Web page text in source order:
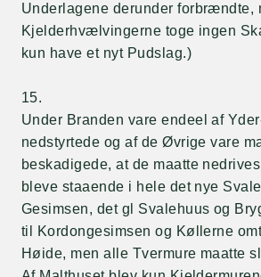
Underlagene derunder forbrændte,
Kjelderhvælvingerne toge ingen
kun have et nyt Pudslag.)
15.
Under Branden vare endeel af
nedstyrtede og af de Øvrige vare
beskadigede, at de maatte
bleve staaende i hele det nye
Gesimsen, det gl Svalehuus og
til Kordongesimsen og Køllerne
Høide, men alle Tvermure maatte